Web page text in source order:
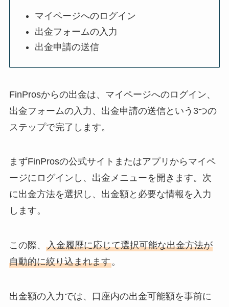
マイページへのログイン
出金フォームの入力
出金申請の送信
FinProsからの出金は、マイページへのログイン、
出金フォームの入力、出金申請の送信という3つの
ステップで完了します。
まずFinProsの公式サイトまたはアプリからマイペ
ージにログインし、出金メニューを開きます。次
に出金方法を選択し、出金額と必要な情報を入力
します。
この際、 入金履歴に応じて選択可能な出金方法が
自動的に絞り込まれます。
出金額の入力では、口座内の出金可能額を事前に